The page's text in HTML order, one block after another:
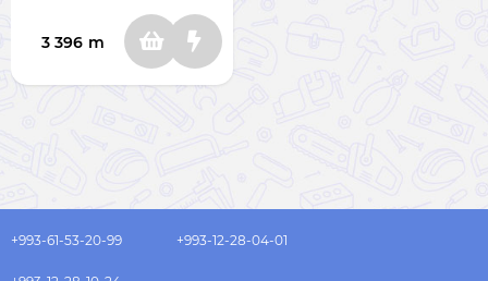
3 396 m
+993-61-53-20-99 +993-12-28-04-01